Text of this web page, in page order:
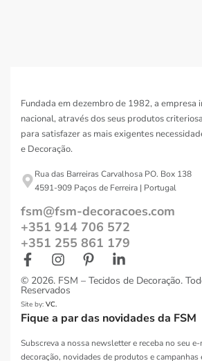
Fundada em dezembro de 1982, a empresa
nacional, através dos seus produtos
para satisfazer as mais exigentes
e Decoração.
Rua das Barreiras Carvalhosa PO. Box 138
4591-909 Paços de Ferreira | Portugal
fsm@fsm-decoracoes.com
+351 914 706 572
+351 255 861 179
© 2026. FSM – Tecidos de Decoração.
Reservados
Site by: VC.
Fique a par das novidades da FSM
Subscreva a nossa newsletter e receba no seu
decoração, novidades de produtos e campanhas